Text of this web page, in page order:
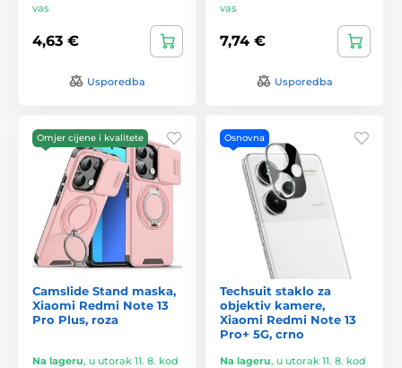
vas
4,63 €
Usporedba
vas
7,74 €
Usporedba
Omjer cijene i kvalitete
Camslide Stand maska,
Xiaomi Redmi Note 13
Pro Plus, roza
Na lageru, u utorak 11. 8. kod
Osnovna
Techsuit staklo za
objektiv kamere,
Xiaomi Redmi Note 13
Pro+ 5G, crno
Na lageru, u utorak 11. 8. kod